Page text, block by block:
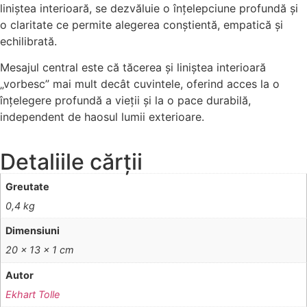
liniștea interioară, se dezvăluie o înțelepciune profundă și
o claritate ce permite alegerea conștientă, empatică și
echilibrată.
Mesajul central este că tăcerea și liniștea interioară
„vorbesc” mai mult decât cuvintele, oferind acces la o
înțelegere profundă a vieții și la o pace durabilă,
independent de haosul lumii exterioare.
Detaliile cărții
Greutate
0,4 kg
Dimensiuni
20 × 13 × 1 cm
Autor
Ekhart Tolle